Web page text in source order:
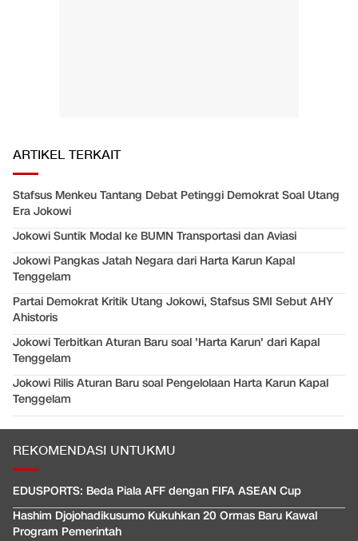
ARTIKEL TERKAIT
Stafsus Menkeu Tantang Debat Petinggi Demokrat Soal Utang
Era Jokowi
Jokowi Suntik Modal ke BUMN Transportasi dan Aviasi
Jokowi Pangkas Jatah Negara dari Harta Karun Kapal
Tenggelam
Partai Demokrat Kritik Utang Jokowi, Stafsus SMI Sebut AHY
Ahistoris
Jokowi Terbitkan Aturan Baru soal 'Harta Karun' dari Kapal
Tenggelam
Jokowi Rilis Aturan Baru soal Pengelolaan Harta Karun Kapal
Tenggelam
REKOMENDASI UNTUKMU
EDUSPORTS: Beda Piala AFF dengan FIFA ASEAN Cup
Hashim Djojohadikusumo Kukuhkan 20 Ormas Baru Kawal
Program Pemerintah